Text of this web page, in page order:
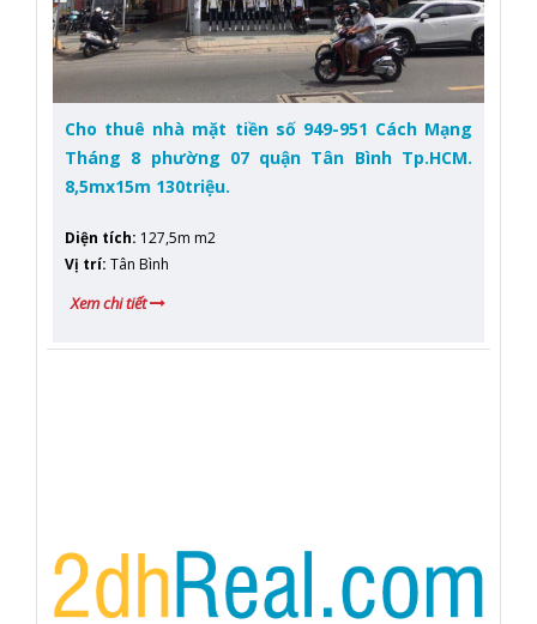
Cho thuê nhà mặt tiền số 949-951 Cách Mạng
Tháng 8 phường 07 quận Tân Bình Tp.HCM.
8,5mx15m 130triệu.
Diện tích: 127,5m m2
Vị trí: Tân Bình
Xem chi tiết